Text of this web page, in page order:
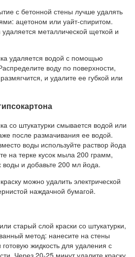
с бетонной стены лучше удалять
ацетоном или уайт-спиритом.
металлической щеткой и
удаляется водой с помощью
воду по поверхности,
и удалите ее губкой или
со штукатурки смывается водой или
после размачивания ее водой.
воды используйте раствор йода
на терке кусок мыла 200 грамм,
и добавьте 200 мл йода.
можно удалить электрической
наждачной бумагой.
старый слой краски со штукатурки,
метод: нанесите на стены
жидкость для удаления с